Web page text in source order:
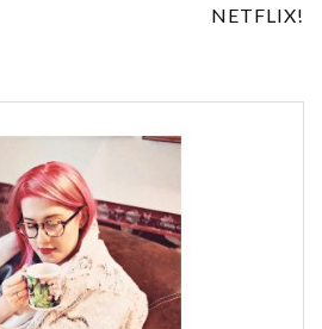
NETFLIX!